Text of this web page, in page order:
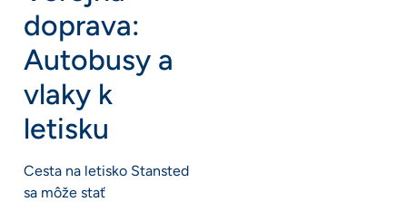
doprava:
Autobusy a
vlaky k
letisku
Cesta na letisko Stansted
sa môže stať